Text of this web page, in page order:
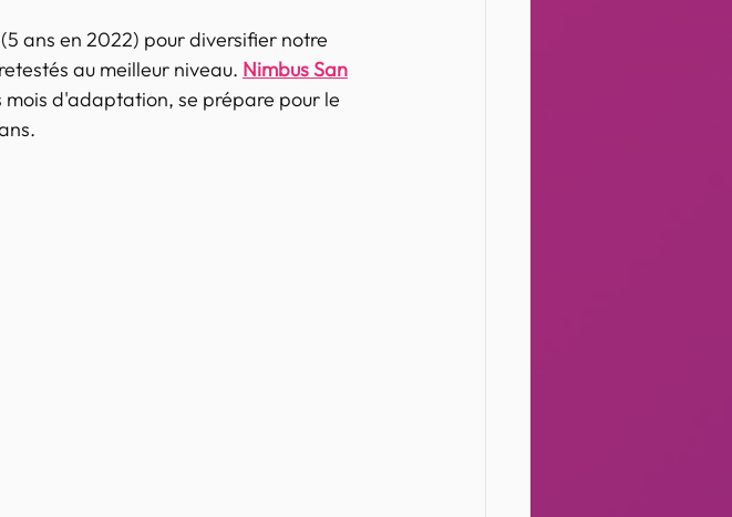
ans en 2022) pour diversifier notre
au meilleur niveau. Nimbus San
d'adaptation, se prépare pour le